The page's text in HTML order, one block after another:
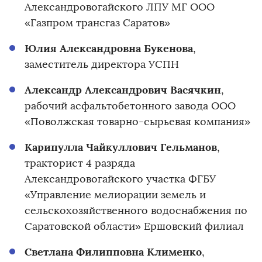
Александровогайского ЛПУ МГ ООО
«Газпром трансгаз Саратов»
Юлия Александровна Букенова,
заместитель директора УСПН
Александр Александрович Васячкин,
рабочий асфальтобетонного завода ООО
«Поволжская товарно-сырьевая компания»
Карипулла Чайкуллович Гельманов,
тракторист 4 разряда
Александровогайского участка ФГБУ
«Управление мелиорации земель и
сельскохозяйственного водоснабжения по
Саратовской области» Ершовский филиал
Светлана Филипповна Клименко,